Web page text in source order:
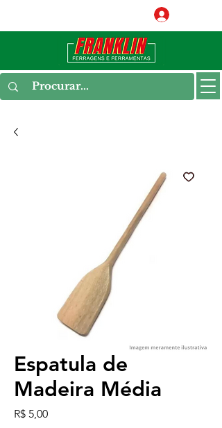
Espatula de
Madeira Média
R$ 5,00Preço